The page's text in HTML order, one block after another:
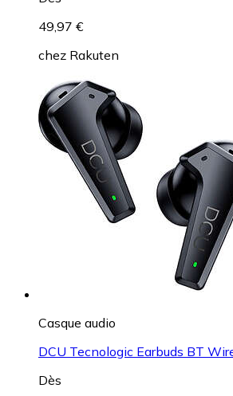
49,97 €
chez Rakuten
Casque audio
DCU Tecnologic Earbuds BT
Dès